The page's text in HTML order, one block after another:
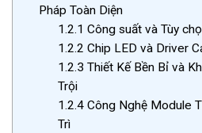
Pháp Toàn Diện
1.2.1 Công suất và Tùy
1.2.2 Chip LED và Driver
1.2.3 Thiết Kế Bền Bỉ và
Trội
1.2.4Công Nghệ Module
Trì